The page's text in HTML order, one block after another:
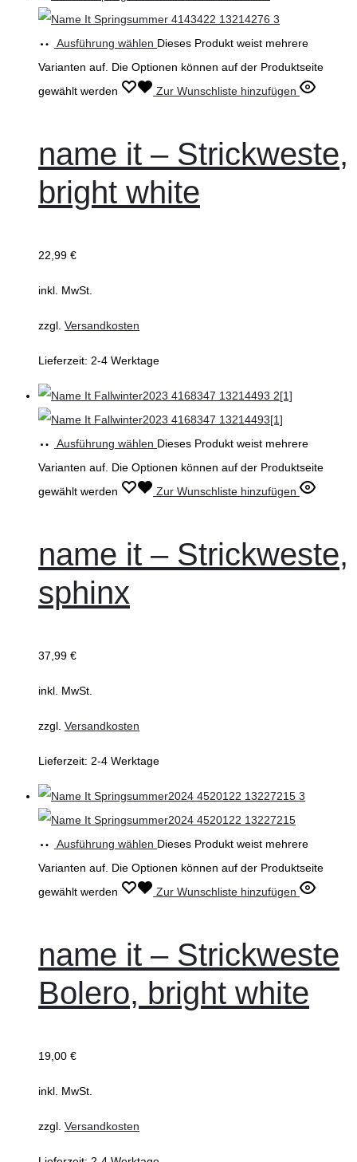
Ausführung wählen Dieses Produkt weist mehrere
Varianten auf. Die Optionen können auf der Produktseite
gewählt werden
Zur Wunschliste hinzufügen
name it – Strickweste,
bright white
22,99 €
inkl. MwSt.
zzgl. Versandkosten
Lieferzeit: 2-4 Werktage
Ausführung wählen Dieses Produkt weist mehrere
Varianten auf. Die Optionen können auf der Produktseite
gewählt werden
Zur Wunschliste hinzufügen
name it – Strickweste,
sphinx
37,99 €
inkl. MwSt.
zzgl. Versandkosten
Lieferzeit: 2-4 Werktage
Ausführung wählen Dieses Produkt weist mehrere
Varianten auf. Die Optionen können auf der Produktseite
gewählt werden
Zur Wunschliste hinzufügen
name it – Strickweste
Bolero, bright white
19,00 €
inkl. MwSt.
zzgl. Versandkosten